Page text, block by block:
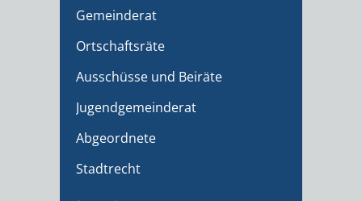
Gemeinderat
Ortschaftsräte
Ausschüsse und Beiräte
Jugendgemeinderat
Abgeordnete
Stadtrecht